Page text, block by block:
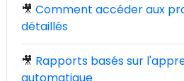
🎥 Comment accéder aux
détaillés
🎥 Rapports basés sur
automatique